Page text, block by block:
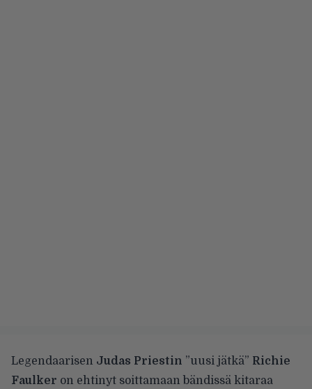
Legendaarisen Judas Priestin ”uusi jätkä” Richie
Faulker on ehtinyt soittamaan bändissä kitaraa